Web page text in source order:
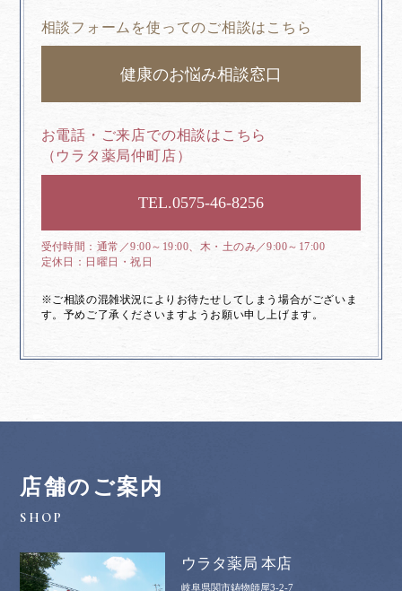
相談フォームを使ってのご相談はこちら
健康のお悩み相談窓口
お電話・ご来店での相談はこちら
（ウラタ薬局仲町店）
0575-46-8256
通常／9:00～19:00、木・土のみ／9:00～17:00
日曜日・祝日
※ご相談の混雑状況によりお待たせしてしまう場合がございま
す。予めご了承くださいますようお願い申し上げます。
店舗のご案内
ウラタ薬局 本店
岐阜県関市鋳物師屋3-2-7